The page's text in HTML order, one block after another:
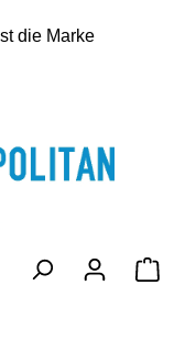
die Marke